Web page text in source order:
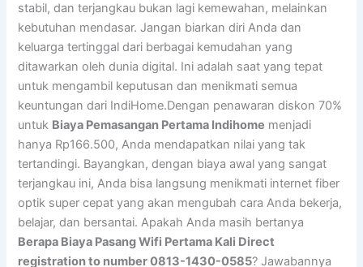
stabil, dan terjangkau bukan lagi kemewahan, melainkan
kebutuhan mendasar. Jangan biarkan diri Anda dan
keluarga tertinggal dari berbagai kemudahan yang
ditawarkan oleh dunia digital. Ini adalah saat yang tepat
untuk mengambil keputusan dan menikmati semua
keuntungan dari IndiHome.Dengan penawaran diskon 70%
untuk Biaya Pemasangan Pertama Indihome menjadi
hanya Rp166.500, Anda mendapatkan nilai yang tak
tertandingi. Bayangkan, dengan biaya awal yang sangat
terjangkau ini, Anda bisa langsung menikmati internet fiber
optik super cepat yang akan mengubah cara Anda bekerja,
belajar, dan bersantai. Apakah Anda masih bertanya
Berapa Biaya Pasang Wifi Pertama Kali Direct
registration to number 0813-1430-0585? Jawabannya